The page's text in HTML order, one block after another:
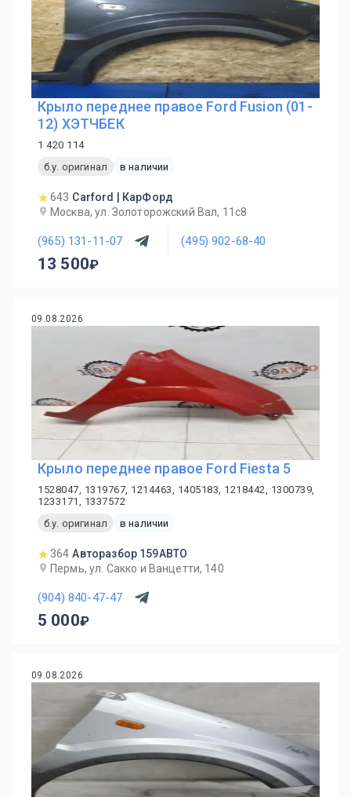
Крыло переднее правое Ford Fusion (01-
12) ХЭТЧБЕК
1 420 114
б.у. оригинал
в наличии
643 Carford | КарФорд
Москва, ул. Золоторожский Вал, 11с8
(965) 131-11-07 (495) 902-68-40
13 500
09.08.2026
Крыло переднее правое Ford Fiesta 5
1528047, 1319767, 1214463, 1405183, 1218442, 1300739,
1233171, 1337572
б.у. оригинал
в наличии
364 Авторазбор 159АВТО
Пермь, ул. Сакко и Ванцетти, 140
(904) 840-47-47
5 000
09.08.2026